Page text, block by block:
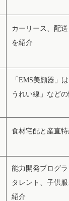
カーリース、配
を紹介
「EMS美顔器」
うれい線」など
食材宅配と産直
能力開発プログ
タレント、子供
紹介